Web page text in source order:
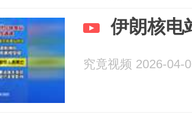
伊朗核电
究竟视频 2026-04-